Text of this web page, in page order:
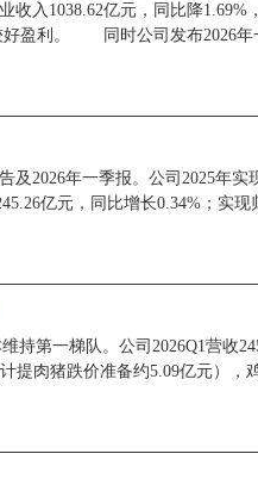
亿元，同比降1.69%，
盈利。 同时公司发布2026年
年一季报。公司2025年实现
亿元，同比增长0.34%；
梯队。公司2026Q1营收
肉猪跌价准备约5.09亿元），